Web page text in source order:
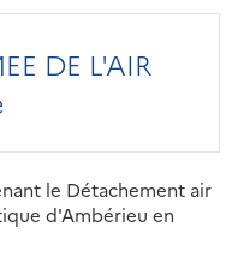
DE L'AIR
le Détachement air
d'Ambérieu en